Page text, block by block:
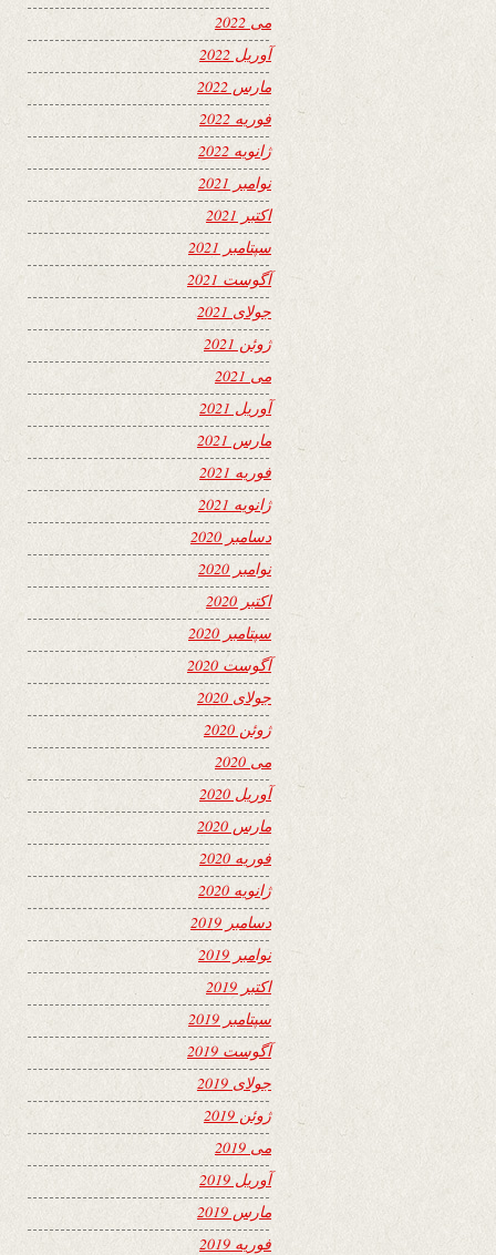
می 2022
آوریل 2022
مارس 2022
فوریه 2022
ژانویه 2022
نوامبر 2021
اکتبر 2021
سپتامبر 2021
آگوست 2021
جولای 2021
ژوئن 2021
می 2021
آوریل 2021
مارس 2021
فوریه 2021
ژانویه 2021
دسامبر 2020
نوامبر 2020
اکتبر 2020
سپتامبر 2020
آگوست 2020
جولای 2020
ژوئن 2020
می 2020
آوریل 2020
مارس 2020
فوریه 2020
ژانویه 2020
دسامبر 2019
نوامبر 2019
اکتبر 2019
سپتامبر 2019
آگوست 2019
جولای 2019
ژوئن 2019
می 2019
آوریل 2019
مارس 2019
فوریه 2019